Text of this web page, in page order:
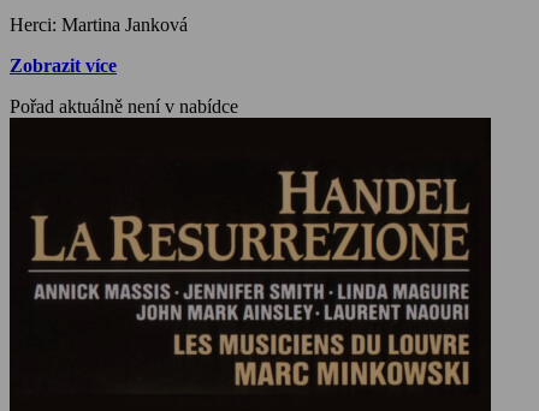
podání špičkového českého hudebního tělesa Collegium 1704, které
se zaměřuje na barokní hudbu v její původní interpretaci. Tentokrát
si ke spolupráci pozvalo, mimo další skvělé sólisty, rodačku z
Orlové, Martinu Jankovou, hvězdu operní scény v Curychu.
Herci: Martina Janková
Zobrazit více
Pořad aktuálně není v nabídce